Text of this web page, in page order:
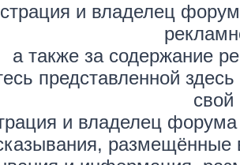
и владелец
а также за содержание
представленной
свой
и владелец форума
размещённые